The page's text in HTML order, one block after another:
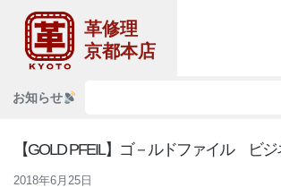
革修理
京都本店
お知らせ
【GOLD PFEIL】ゴ－ルドファイル ビ
2018年6月25日